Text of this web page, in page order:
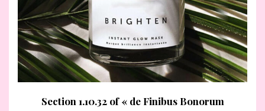
Section 1.10.32 of « de Finibus Bonorum